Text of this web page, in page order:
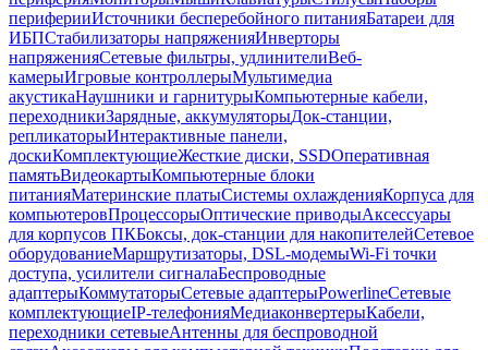
периферииИсточники бесперебойного питанияБатареи для
ИБПСтабилизаторы напряженияИнверторы
напряженияСетевые фильтры, удлинителиВеб-
камерыИгровые контроллерыМультимедиа
акустикаНаушники и гарнитурыКомпьютерные кабели,
переходникиЗарядные, аккумуляторыДок-станции,
репликаторыИнтерактивные панели,
доскиКомплектующиеЖесткие диски, SSDОперативная
памятьВидеокартыКомпьютерные блоки
питанияМатеринские платыСистемы охлажденияКорпуса для
компьютеровПроцессорыОптические приводыАксессуары
для корпусов ПКБоксы, док-станции для накопителейСетевое
оборудованиеМаршрутизаторы, DSL-модемыWi-Fi точки
доступа, усилители сигналаБеспроводные
адаптерыКоммутаторыСетевые адаптерыPowerlineСетевые
комплектующиеIP-телефонияМедиаконвертерыКабели,
переходники сетевыеАнтенны для беспроводной